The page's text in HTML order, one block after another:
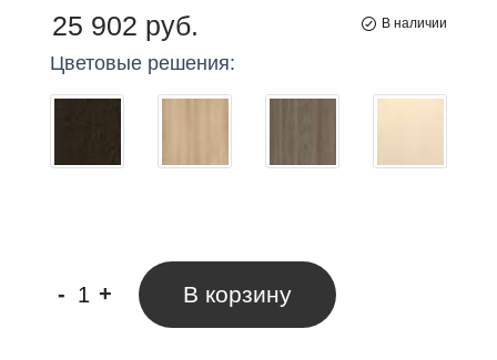
25 902 руб. В наличии
Цветовые решения:
- + В корзину